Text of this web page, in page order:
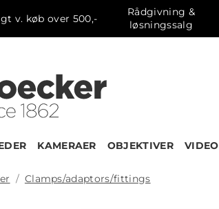
v. køb over 500,-
Rådgivning &
løsningssalg
KAMERAER OBJEKTIVER VIDEO
Clamps/adaptors/fittings